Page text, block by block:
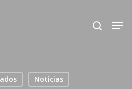
search
Noticias
Close